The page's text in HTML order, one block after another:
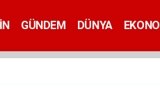
GÜNDEM DÜNYA